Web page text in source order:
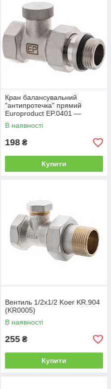
Кран балансувальний
"антипротечка" прямий
Europroduct EP.0401 —
1/2x1/2 (EP6015)
В наявності
198 ₴
Купити
Вентиль 1/2x1/2 Koer KR.904
(KR0005)
В наявності
255 ₴
Купити